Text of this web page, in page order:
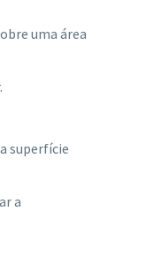
uma área
superfície
a